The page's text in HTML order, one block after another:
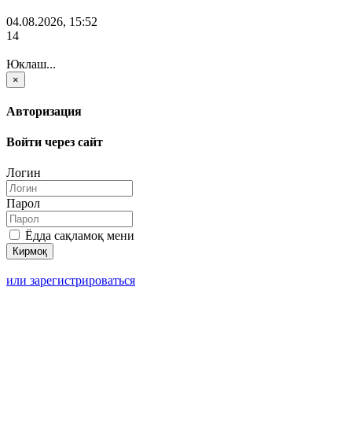
04.08.2026, 15:52
14
Юклаш...
×
Авторизация
Войти через сайт
Логин
Парол
Ёдда сақламоқ мени
или зарегистрироваться